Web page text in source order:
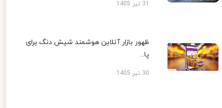
ظهور بازار آنلاین هوشمند شیش دنگ برای
پا...
30 تیر 1405